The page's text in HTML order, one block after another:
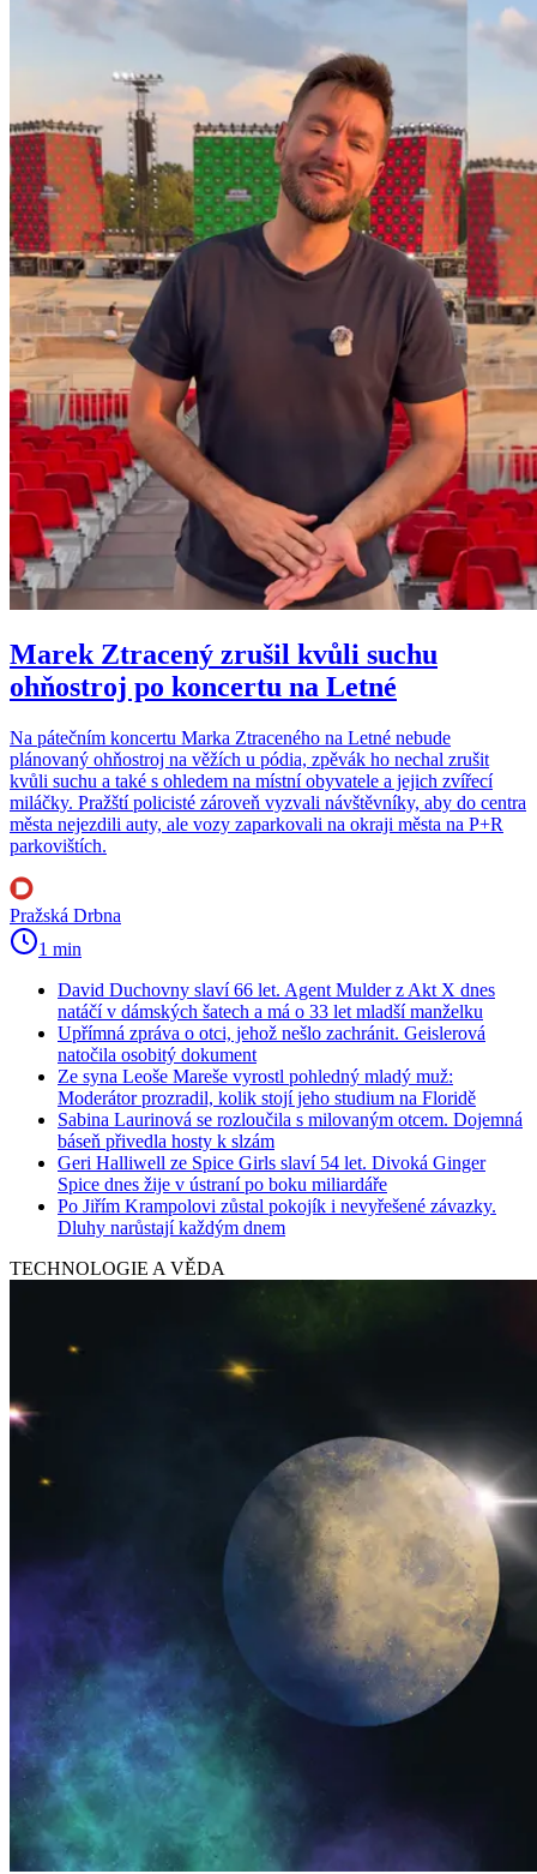
Marek Ztracený zrušil kvůli suchu
ohňostroj po koncertu na Letné
Na pátečním koncertu Marka Ztraceného na Letné nebude
plánovaný ohňostroj na věžích u pódia, zpěvák ho nechal zrušit
kvůli suchu a také s ohledem na místní obyvatele a jejich zvířecí
miláčky. Pražští policisté zároveň vyzvali návštěvníky, aby do centra
města nejezdili auty, ale vozy zaparkovali na okraji města na P+R
parkovištích.
Pražská Drbna
1 min
David Duchovny slaví 66 let. Agent Mulder z Akt X dnes
natáčí v dámských šatech a má o 33 let mladší manželku
Upřímná zpráva o otci, jehož nešlo zachránit. Geislerová
natočila osobitý dokument
Ze syna Leoše Mareše vyrostl pohledný mladý muž:
Moderátor prozradil, kolik stojí jeho studium na Floridě
Sabina Laurinová se rozloučila s milovaným otcem. Dojemná
báseň přivedla hosty k slzám
Geri Halliwell ze Spice Girls slaví 54 let. Divoká Ginger
Spice dnes žije v ústraní po boku miliardáře
Po Jiřím Krampolovi zůstal pokojík i nevyřešené závazky.
Dluhy narůstají každým dnem
TECHNOLOGIE A VĚDA